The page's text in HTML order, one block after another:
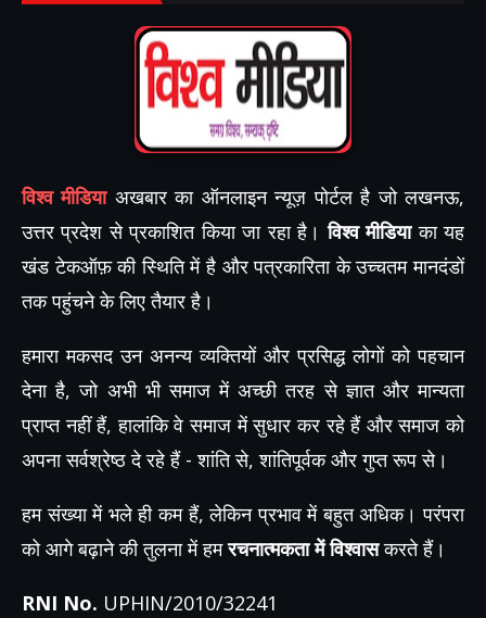
विश्व मीडियाअखबार का ऑनलाइन न्यूज़ पोर्टल है जो लखनऊ,
उत्तर प्रदेश से प्रकाशित किया जा रहा है।विश्व मीडियाका यह
खंड टेकऑफ़ की स्थिति में है और पत्रकारिता के उच्चतम मानदंडों
तक पहुंचने के लिए तैयार है।
हमारा मकसद उन अनन्य व्यक्तियों और प्रसिद्ध लोगों को पहचान
देना है, जो अभी भी समाज में अच्छी तरह से ज्ञात और मान्यता
प्राप्त नहीं हैं, हालांकि वे समाज में सुधार कर रहे हैं और समाज को
अपना सर्वश्रेष्ठ दे रहे हैं - शांति से, शांतिपूर्वक और गुप्त रूप से।
हम संख्या में भले ही कम हैं, लेकिन प्रभाव में बहुत अधिक। परंपरा
को आगे बढ़ाने की तुलना में हमरचनात्मकता में विश्वासकरते हैं।
RNI No. UPHIN/2010/32241